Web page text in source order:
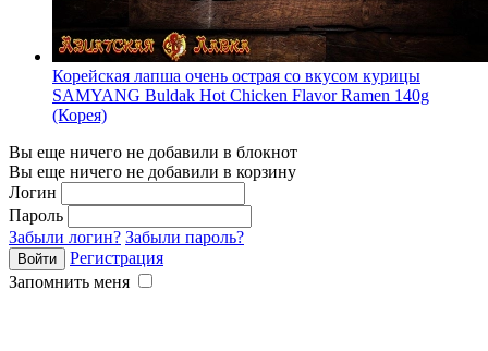
Корейская лапша очень острая со вкусом курицы
SAMYANG Buldak Hot Chicken Flavor Ramen 140g
(Корея)
Вы еще ничего не добавили в блокнот
Вы еще ничего не добавили в корзину
Логин
Пароль
Забыли логин? Забыли пароль?
Регистрация
Запомнить меня